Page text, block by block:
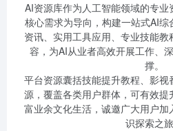
AI资源库作为人工智能领域的专
核心需求为导向，构建一站式AI
资讯、实用工具应用、专业技能
容，为AI从业者高效开展工作、
撑。
平台资源囊括技能提升教程、影
源，覆盖各类用户群体，可有效
富业余文化生活，诚邀广大用户
识探索之旅